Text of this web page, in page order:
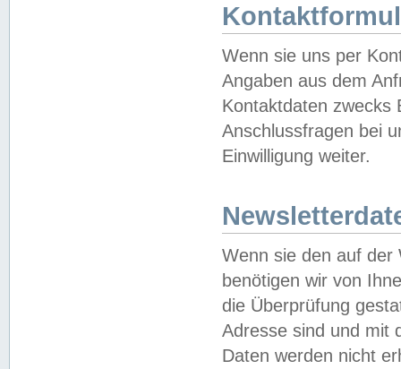
Wenn sie uns per
Angaben aus dem
Kontaktdaten zwecks
Anschlussfragen bei
Einwilligung weiter.
Wenn sie den auf der
benötigen wir von
die Überprüfung
Adresse sind und mit
Daten werden nicht